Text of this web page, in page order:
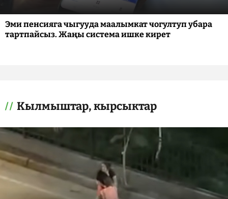
Эми пенсияга чыгууда маалымкат чогултуп убара
тартпайсыз. Жаңы система ишке кирет
Кылмыштар, кырсыктар